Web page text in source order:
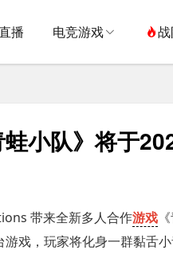
播 电竞游戏
小队》将于
带来全新多人合作游戏
戏，玩家将化身一群黏舌